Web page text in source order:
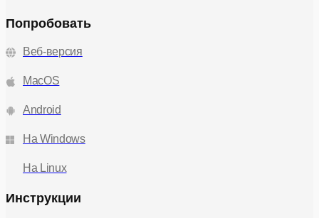
Попробовать
Веб-версия
MacOS
Android
На Windows
На Linux
Инструкции